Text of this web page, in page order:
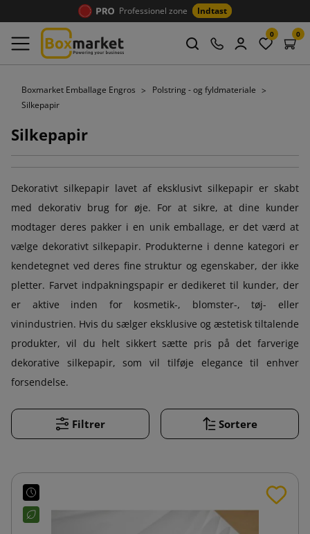
Professionel zone Indtast
0 0
Boxmarket Emballage Engros
Polstring - og fyldmateriale
Silkepapir
Silkepapir
Dekorativt silkepapir lavet af eksklusivt silkepapir er skabt
med dekorativ brug for øje. For at sikre, at dine kunder
modtager deres pakker i en unik emballage, er det værd at
vælge dekorativt silkepapir. Produkterne i denne kategori er
kendetegnet ved deres fine struktur og egenskaber, der ikke
pletter. Farvet indpakningspapir er dedikeret til kunder, der
er aktive inden for kosmetik-, blomster-, tøj- eller
vinindustrien. Hvis du sælger eksklusive og æstetisk tiltalende
produkter, vil du helt sikkert sætte pris på det farverige
dekorative silkepapir, som vil tilføje elegance til enhver
forsendelse.
Filtrer Sortere